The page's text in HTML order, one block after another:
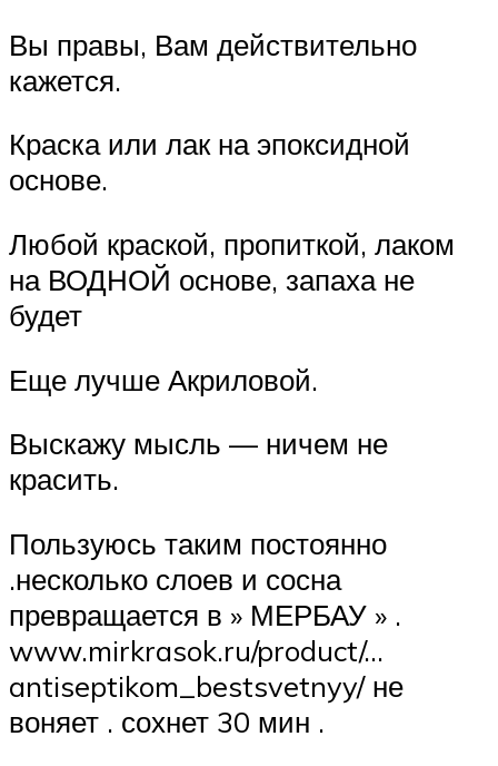
Вы правы, Вам действительно
кажется.
Краска или лак на эпоксидной
основе.
Любой краской, пропиткой, лаком
на ВОДНОЙ основе, запаха не
будет
Еще лучше Акриловой.
Выскажу мысль — ничем не
красить.
Пользуюсь таким постоянно
.несколько слоев и сосна
превращается в » МЕРБАУ » .
www.mirkrasok.ru/product/…
antiseptikom_bestsvetnyy/ не
воняет . сохнет 30 мин .